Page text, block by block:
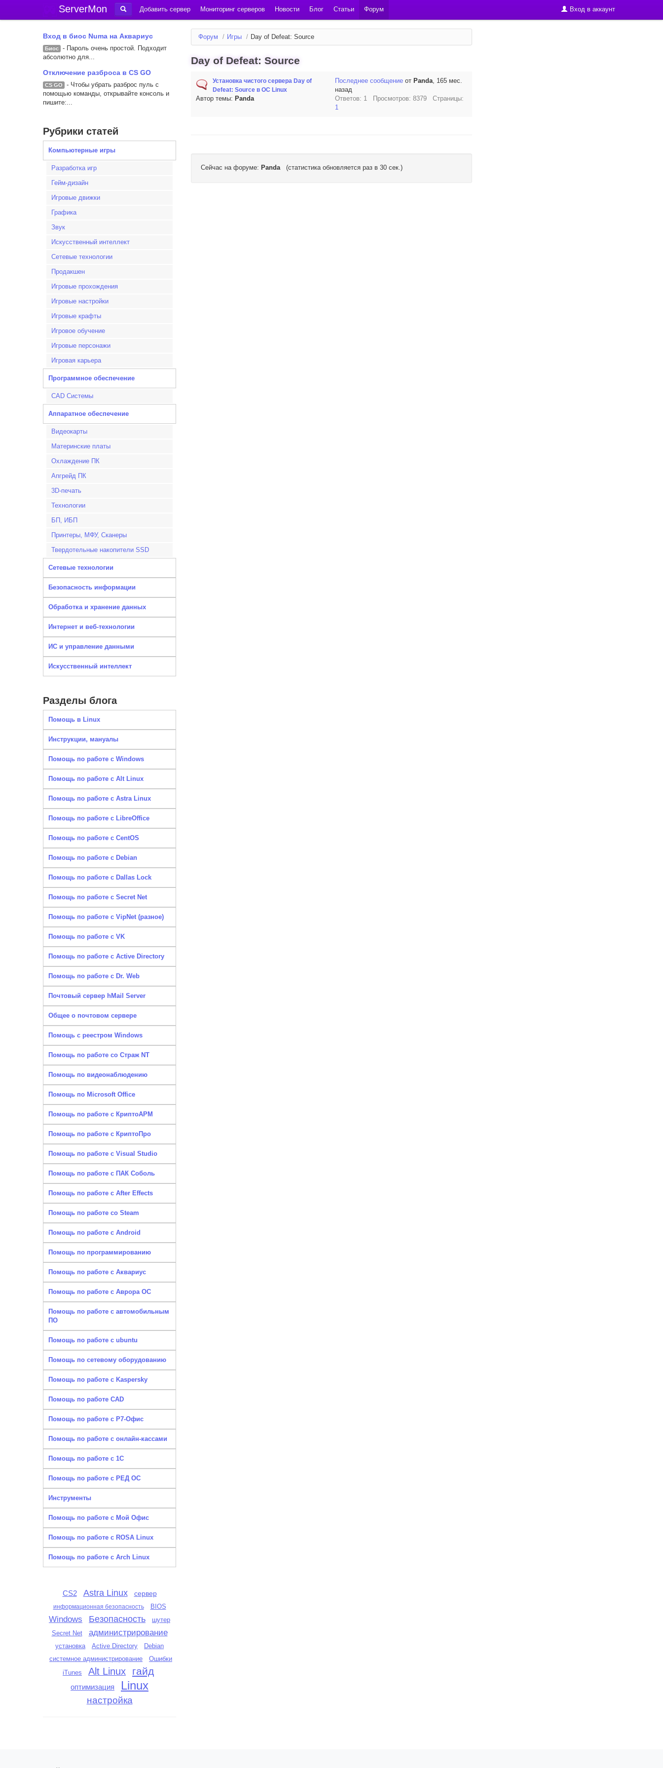
ServerMon Добавить сервер Мониторинг серверов Новости Блог Статьи Форум Вход в аккаунт
Вход в биос Numa на Аквариус
Биос
- Пароль очень простой. Подходит
абсолютно для...
Отключение разброса в CS GO
CS GO
- Чтобы убрать разброс пуль с
помощью команды, открывайте консоль и
пишите:...
Рубрики статей
Компьютерные игры
Разработка игр
Гейм-дизайн
Игровые движки
Графика
Звук
Искусственный интеллект
Сетевые технологии
Продакшен
Игровые прохождения
Игровые настройки
Игровые крафты
Игровое обучение
Игровые персонажи
Игровая карьера
Программное обеспечение
CAD Системы
Аппаратное обеспечение
Видеокарты
Материнские платы
Охлаждение ПК
Апгрейд ПК
3D-печать
Технологии
БП, ИБП
Принтеры, МФУ, Сканеры
Твердотельные накопители SSD
Сетевые технологии
Безопасность информации
Обработка и хранение данных
Интернет и веб-технологии
ИС и управление данными
Искусственный интеллект
Разделы блога
Помощь в Linux
Инструкции, мануалы
Помощь по работе с Windows
Помощь по работе с Alt Linux
Помощь по работе с Astra Linux
Помощь по работе с LibreOffice
Помощь по работе с CentOS
Помощь по работе с Debian
Помощь по работе с Dallas Lock
Помощь по работе с Secret Net
Помощь по работе с VipNet (разное)
Помощь по работе с VK
Помощь по работе с Active Directory
Помощь по работе с Dr. Web
Почтовый сервер hMail Server
Общее о почтовом сервере
Помощь с реестром Windows
Помощь по работе со Страж NT
Помощь по видеонаблюдению
Помощь по Microsoft Office
Помощь по работе с КриптоАРМ
Помощь по работе с КриптоПро
Помощь по работе с Visual Studio
Помощь по работе с ПАК Соболь
Помощь по работе с After Effects
Помощь по работе со Steam
Помощь по работе с Android
Помощь по программированию
Помощь по работе с Аквариус
Помощь по работе с Аврора ОС
Помощь по работе с автомобильным
ПО
Помощь по работе с ubuntu
Помощь по сетевому оборудованию
Помощь по работе с Kaspersky
Помощь по работе CAD
Помощь по работе с Р7-Офис
Помощь по работе с онлайн-кассами
Помощь по работе с 1С
Помощь по работе с РЕД ОС
Инструменты
Помощь по работе с Мой Офис
Помощь по работе с ROSA Linux
Помощь по работе с Arch Linux
CS2 Astra Linux сервер
информационная безопасность BIOS
Windows Безопасность
шутер
Secret Net
администрирование
установка Active Directory
Debian
системное администрирование
Ошибки
iTunes
Alt Linux гайд
оптимизация Linux
настройка
Форум / Игры / Day of Defeat: Source
Day of Defeat: Source
Установка чистого сервера Day of
Defeat: Source в ОС Linux
Автор темы: Panda
Последнее сообщение от Panda, 165 мес.
назад
Ответов: 1 Просмотров: 8379 Страницы:
1
Сейчас на форуме: Panda(статистика обновляется раз в 30 сек.)